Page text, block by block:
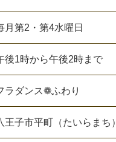
月第2・第4水曜日
後1時から午後2時まで
ラダンス❁ふわり
王子市平町（たいらまち